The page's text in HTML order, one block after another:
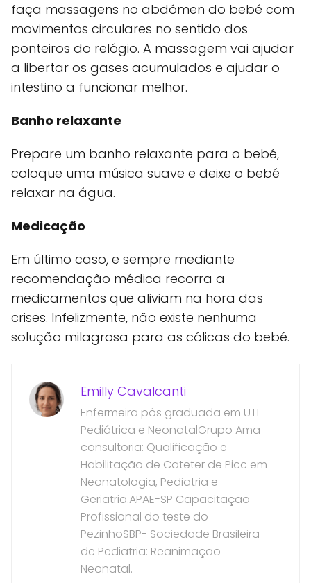
faça massagens no abdómen do bebé com
movimentos circulares no sentido dos
ponteiros do relógio. A massagem vai ajudar
a libertar os gases acumulados e ajudar o
intestino a funcionar melhor.
Banho relaxante
Prepare um banho relaxante para o bebé,
coloque uma música suave e deixe o bebé
relaxar na água.
Medicação
Em último caso, e sempre mediante
recomendação médica recorra a
medicamentos que aliviam na hora das
crises. Infelizmente, não existe nenhuma
solução milagrosa para as cólicas do bebé.
Emilly Cavalcanti
Enfermeira pós graduada em UTI
Pediátrica e NeonatalGrupo Ama
consultoria: Qualificação e
Habilitação de Cateter de Picc em
Neonatologia, Pediatria e
Geriatria.APAE-SP Capacitação
Profissional do teste do
PezinhoSBP- Sociedade Brasileira
de Pediatria: Reanimação
Neonatal.